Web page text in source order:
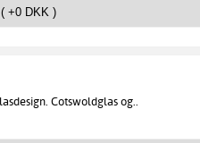
Cotswoldglas og..